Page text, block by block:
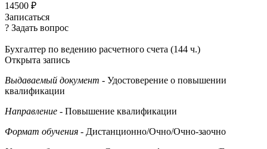
14500 ₽
Записаться
? Задать вопрос
Бухгалтер по ведению расчетного счета (144 ч.)
Открыта запись
Выдаваемый документ - Удостоверение о повышении
квалификации
Направление - Повышение квалификации
Формат обучения - Дистанционно/Очно/Очно-заочно